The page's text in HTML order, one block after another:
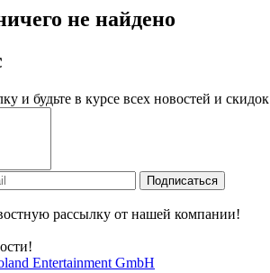
не найдено
и будьте в курсе всех новостей и скидок
Подписаться
рассылку от нашей компании!